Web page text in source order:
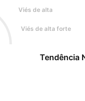
Viés de alta
Viés de alta forte
Tendência